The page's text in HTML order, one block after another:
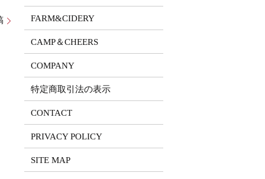
FARM&CIDERY
CAMP＆CHEERS
COMPANY
特定商取引法の表示
CONTACT
PRIVACY POLICY
SITE MAP